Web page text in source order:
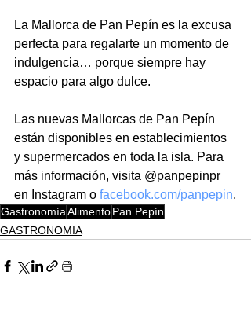
La Mallorca de Pan Pepín es la excusa
perfecta para regalarte un momento de
indulgencia… porque siempre hay
espacio para algo dulce.
Las nuevas Mallorcas de Pan Pepín
están disponibles en establecimientos
y supermercados en toda la isla. Para
más información, visita @panpepinpr
en Instagram o facebook.com/panpepin.
GastronomíaAlimentoPan Pepín
GASTRONOMIA